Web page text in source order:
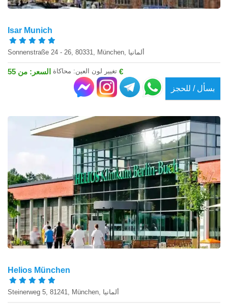
Isar Munich
Sonnenstraße 24 - 26, 80331, München, ألمانيا
تغيير لون العين: محاكاة السعر: من 55 €
بسأل / للحجز
Helios München
Steinerweg 5, 81241, München, ألمانيا